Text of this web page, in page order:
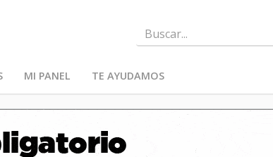
MI PANEL TE AYUDAMOS